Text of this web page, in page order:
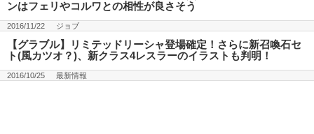
ンはフェリやコルワとの相性が良さそう
2016/11/22 ジョブ
【グラブル】リミテッドリーシャ登場確定！さらに新召喚石セ
ト(風カツオ？)、新クラス4レスラーのイラストも判明！
2016/10/25 最新情報